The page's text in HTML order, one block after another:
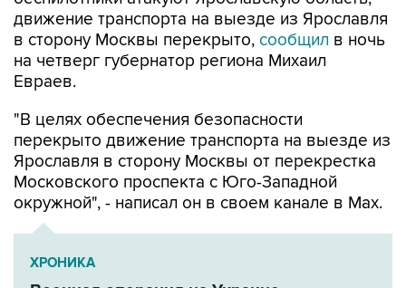
движение транспорта на выезде из Ярославля
в сторону Москвы перекрыто, сообщил в ночь
на четверг губернатор региона Михаил
Евраев.
"В целях обеспечения безопасности
перекрыто движение транспорта на выезде из
Ярославля в сторону Москвы от перекрестка
Московского проспекта с Юго-Западной
окружной", - написал он в своем канале в Мах.
ХРОНИКА